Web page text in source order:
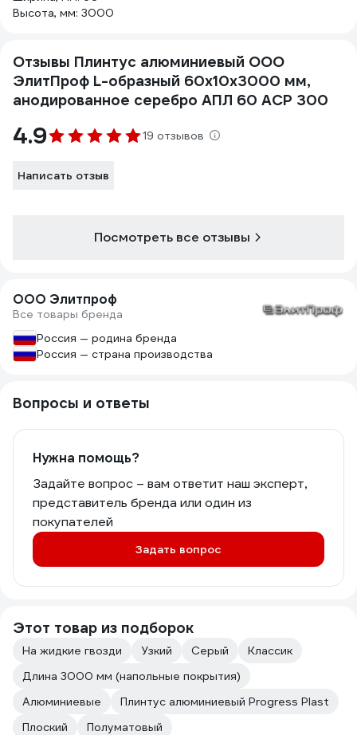
Высота, мм: 3000
Отзывы Плинтус алюминиевый ООО
ЭлитПроф L-образный 60х10х3000 мм,
анодированное серебро АПЛ 60 АСР 300
4.9 19 отзывов
Написать отзыв
Посмотреть все отзывы
ООО Элитпроф
Все товары бренда
Россия — родина бренда
Россия — страна производства
Вопросы и ответы
Нужна помощь?
Задайте вопрос – вам ответит наш эксперт,
представитель бренда или один из
покупателей
Задать вопрос
Этот товар из подборок
На жидкие гвозди Узкий Серый
Классик
Длина 3000 мм (напольные покрытия)
Алюминиевые
Плинтус алюминиевый Progress Plast
Плоский
Полуматовый